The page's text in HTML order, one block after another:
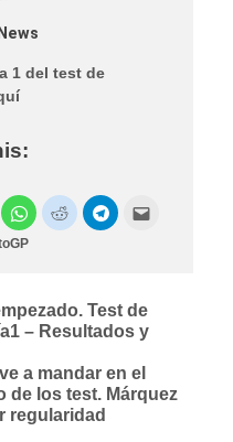
1 del test de
Test de
– Resultados y
a mandar en el
de los test. Márquez
regularidad